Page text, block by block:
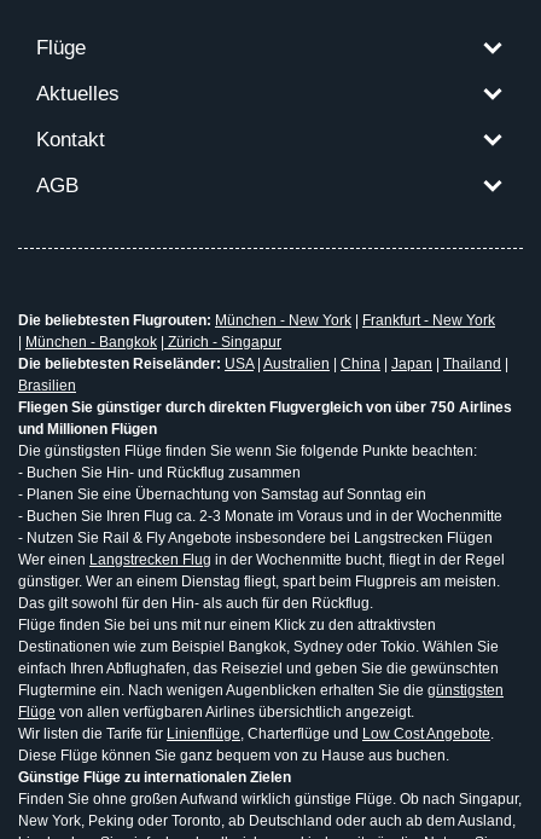
Flüge
Aktuelles
Kontakt
AGB
Die beliebtesten Flugrouten: München - New York
Frankfurt - New York
München - Bangkok
Zürich - Singapur
Die beliebtesten Reiseländer: USA| Australien China Japan Thailand
Brasilien
Fliegen Sie günstiger durch direkten Flugvergleich von über 750 Airlines
und Millionen Flügen
Die günstigsten Flüge finden Sie wenn Sie folgende Punkte beachten:
- Buchen Sie Hin- und Rückflug zusammen
- Planen Sie eine Übernachtung von Samstag auf Sonntag ein
- Buchen Sie Ihren Flug ca. 2-3 Monate im Voraus und in der Wochenmitte
- Nutzen Sie Rail & Fly Angebote insbesondere bei Langstrecken Flügen
Wer einen Langstrecken Flug in der Wochenmitte bucht, fliegt in der Regel
günstiger. Wer an einem Dienstag fliegt, spart beim Flugpreis am meisten.
Das gilt sowohl für den Hin- als auch für den Rückflug.
Flüge finden Sie bei uns mit nur einem Klick zu den attraktivsten
Destinationen wie zum Beispiel Bangkok, Sydney oder Tokio. Wählen Sie
einfach Ihren Abflughafen, das Reiseziel und geben Sie die gewünschten
Flugtermine ein. Nach wenigen Augenblicken erhalten Sie die günstigsten
Flüge von allen verfügbaren Airlines übersichtlich angezeigt.
Wir listen die Tarife für Linienflüge, Charterflüge und Low Cost Angebote.
Diese Flüge können Sie ganz bequem von zu Hause aus buchen.
Günstige Flüge zu internationalen Zielen
Finden Sie ohne großen Aufwand wirklich günstige Flüge. Ob nach Singapur,
New York, Peking oder Toronto, ab Deutschland oder auch ab dem Ausland,